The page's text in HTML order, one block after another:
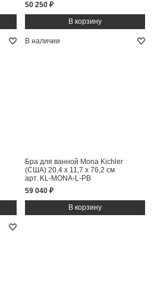
50 250 ₽
В наличии
Бра для ванной Mona Kichler
(США) 20,4 x 11,7 x 76,2 см
арт. KL-MONA-L-PB
59 040 ₽